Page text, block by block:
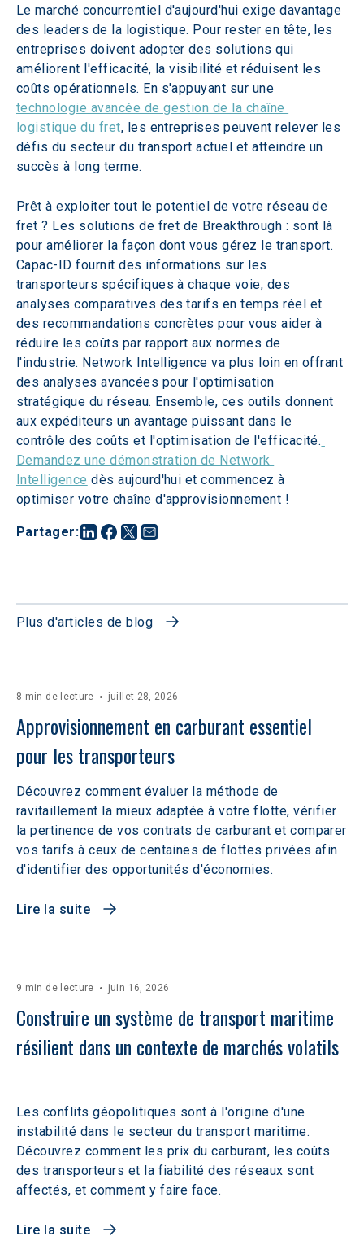
Partager:
Le marché concurrentiel d'aujourd'hui exige davantage
des leaders de la logistique. Pour rester en tête, les
entreprises doivent adopter des solutions qui
améliorent l'efficacité, la visibilité et réduisent les
coûts opérationnels. En s'appuyant sur une
technologie avancée de gestion de la chaîne
logistique du fret, les entreprises peuvent relever les
défis du secteur du transport actuel et atteindre un
succès à long terme.
Prêt à exploiter tout le potentiel de votre réseau de
fret ? Les solutions de fret de Breakthrough : sont là
pour améliorer la façon dont vous gérez le transport.
Capac-ID fournit des informations sur les
transporteurs spécifiques à chaque voie, des
analyses comparatives des tarifs en temps réel et
des recommandations concrètes pour vous aider à
réduire les coûts par rapport aux normes de
l'industrie. Network Intelligence va plus loin en offrant
des analyses avancées pour l'optimisation
stratégique du réseau. Ensemble, ces outils donnent
aux expéditeurs un avantage puissant dans le
contrôle des coûts et l'optimisation de l'efficacité.
Demandez une démonstration de Network
Intelligence dès aujourd'hui et commencez à
optimiser votre chaîne d'approvisionnement !
Plus d'articles de blog
8 min de lecture juillet 28, 2026
Approvisionnement en carburant essentiel
pour les transporteurs
Découvrez comment évaluer la méthode de
ravitaillement la mieux adaptée à votre flotte, vérifier
la pertinence de vos contrats de carburant et comparer
vos tarifs à ceux de centaines de flottes privées afin
d'identifier des opportunités d'économies.
Lire la suite
9 min de lecture juin 16, 2026
Construire un système de transport maritime
résilient dans un contexte de marchés volatils
Les conflits géopolitiques sont à l'origine d'une
instabilité dans le secteur du transport maritime.
Découvrez comment les prix du carburant, les coûts
des transporteurs et la fiabilité des réseaux sont
affectés, et comment y faire face.
Lire la suite